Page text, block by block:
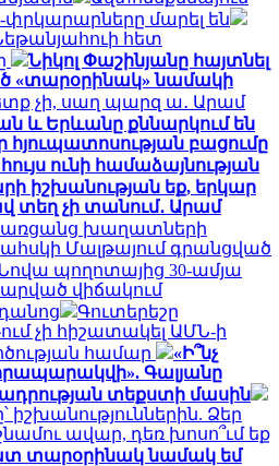
փրկարարները մարել են
հետ
Նիկոլ Փաշինյանը հայտնել
«տարօրինակ» նամակի
չի, սաղ պարզ ա․ Արամ
և Երևանը քննարկում են
բացումը
ունի համաձայնության
իշխանության եք, երկար
տեղ չի տանում․ Արամ
առցանց խաղատների
Մալթայում գրանցված
պողոտայից 30-ամյա
վիճակում
Գուտերեշը
չի հիշատակել ԱՄՆ-ի
համար
«Ի՞նչ
Գալյանը
տեքստի մասին
Ձեր
ավար, դեռ խոսո՞ւմ եք
տարօրինակ նամակ եմ